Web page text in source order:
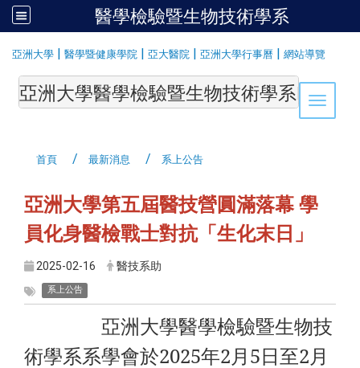
醫學檢驗暨生物技術學系
亞洲大學 | 醫學暨健康學院 | 亞大醫院 | 亞洲大學行事曆 | 網站導覽
Toggle
亞洲大學醫學檢驗暨生物技術學系
首頁 最新消息 系上公告
亞洲大學第五屆醫技營圓滿落幕 學
員化身醫檢戰士對抗「生化末日」
2025-02-16 醫技系助
系上公告
亞洲大學醫學檢驗暨生物技
術學系系學會於2025年2月5日至2月